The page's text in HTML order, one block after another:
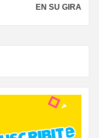
EN SU GIRA